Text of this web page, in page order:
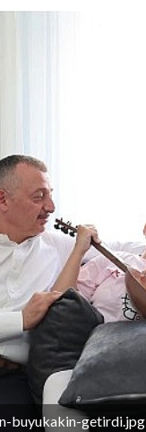
buyukakin-getirdi.jpg